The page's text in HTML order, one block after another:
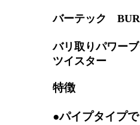
バーテック
バリ取りパワ
ツイスター
特徴
●パイプタイプ